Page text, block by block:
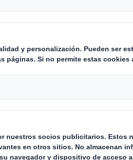
Previous slide